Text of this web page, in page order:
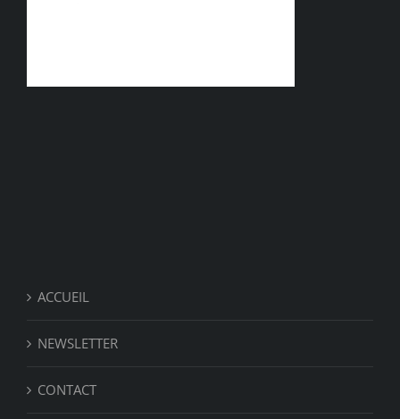
ACCUEIL
NEWSLETTER
CONTACT